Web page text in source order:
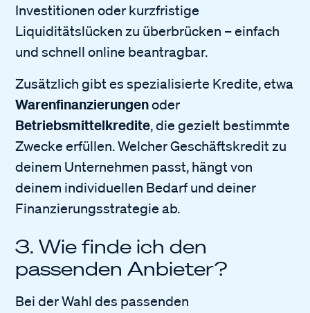
Investitionen oder kurzfristige
Liquiditätslücken zu überbrücken – einfach
und schnell online beantragbar.
Zusätzlich gibt es spezialisierte Kredite, etwa
Warenfinanzierungenoder
Betriebsmittelkredite, die gezielt bestimmte
Zwecke erfüllen. Welcher Geschäftskredit zu
deinem Unternehmen passt, hängt von
deinem individuellen Bedarf und deiner
Finanzierungsstrategie ab.
3. Wie finde ich den
passenden Anbieter?
Bei der Wahl des passenden